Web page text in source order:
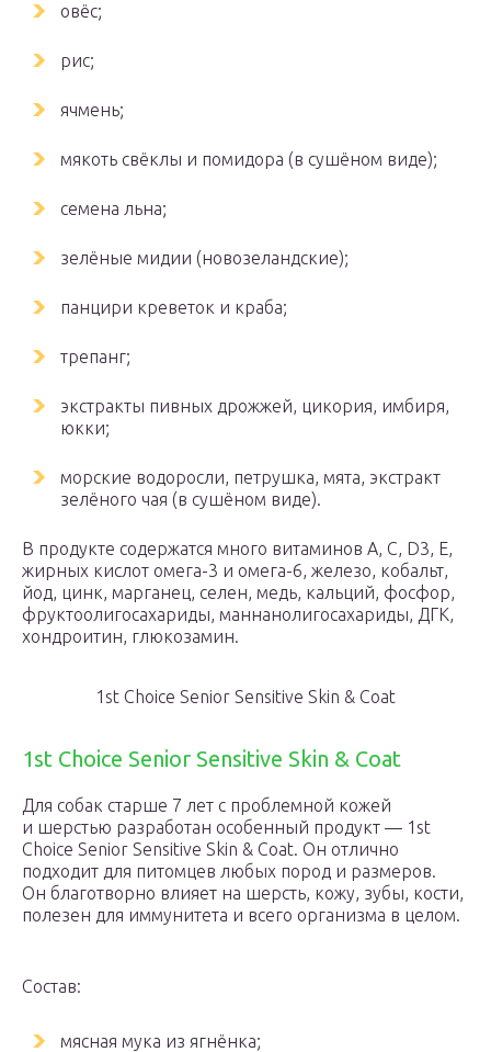
овёс;
рис;
ячмень;
мякоть свёклы и помидора (в сушёном виде);
семена льна;
зелёные мидии (новозеландские);
панцири креветок и краба;
трепанг;
экстракты пивных дрожжей, цикория, имбиря,
юкки;
морские водоросли, петрушка, мята, экстракт
зелёного чая (в сушёном виде).
В продукте содержатся много витаминов А, С, D3, Е,
жирных кислот омега-3 и омега-6, железо, кобальт,
йод, цинк, марганец, селен, медь, кальций, фосфор,
фруктоолигосахариды, маннанолигосахариды, ДГК,
хондроитин, глюкозамин.
1st Choice Senior Sensitive Skin & Coat
1st Choice Senior Sensitive Skin & Coat
Для собак старше 7 лет с проблемной кожей
и шерстью разработан особенный продукт — 1st
Choice Senior Sensitive Skin & Coat. Он отлично
подходит для питомцев любых пород и размеров.
Он благотворно влияет на шерсть, кожу, зубы, кости,
полезен для иммунитета и всего организма в целом.
Состав:
мясная мука из ягнёнка;